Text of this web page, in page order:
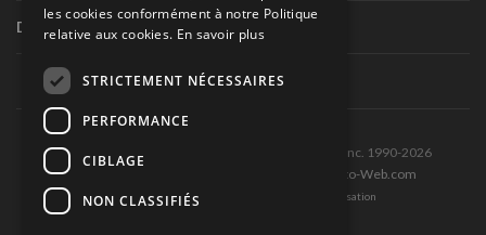
Divers
Tous droits réservés © Les Éditions Pole-Position inc. 1990-2026
Ce site est produit et hébergé par Montréal-Photo-Web.com
Politique de confidentialité et Conditions d’utilisation
les cookies conformément à notre Politique
relative aux cookies. En savoir plus
STRICTEMENT NÉCESSAIRES
PERFORMANCE
CIBLAGE
NON CLASSIFIÉS